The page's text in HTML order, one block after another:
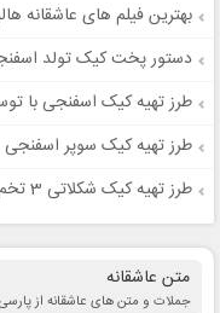
بهترین فیلم های عاشقانه
دستور پخت کیک تولد اسفنجی ۳ تخم
طرز تهیه کیک اسفنجی با
طرز تهیه کیک سوپر اسفنجی
طرز تهیه کیک شکلاتی 3 تخم مرغی
متن عاشقانه
جملات و متن های عاشقانه از